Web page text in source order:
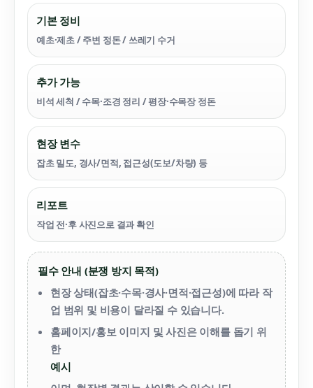
기본 정비
예초·제초 / 주변 정돈 / 쓰레기 수거
추가 가능
비석 세척 / 수목·조경 정리 / 평장·수목장 정돈
현장 변수
잡초 밀도, 경사/면적, 접근성(도보/차량) 등
리포트
작업 전·후 사진으로 결과 확인
필수 안내 (분쟁 방지 목적)
현장 상태(잡초·수목·경사·면적·접근성)에 따라 작
업 범위 및 비용이 달라질 수 있습니다.
홈페이지/홍보 이미지 및 사진은 이해를 돕기 위
한
예시